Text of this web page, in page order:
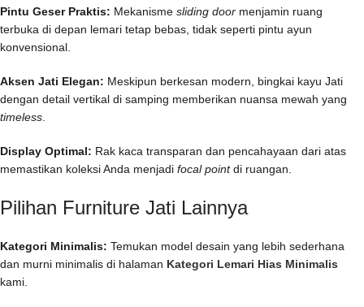
Pintu Geser Praktis: Mekanisme sliding door menjamin ruang
terbuka di depan lemari tetap bebas, tidak seperti pintu ayun
konvensional.
Aksen Jati Elegan: Meskipun berkesan modern, bingkai kayu Jati
dengan detail vertikal di samping memberikan nuansa mewah yang
timeless
Display Optimal: Rak kaca transparan dan pencahayaan dari atas
memastikan koleksi Anda menjadi focal pointdi ruangan.
Pilihan Furniture Jati Lainnya
Kategori Minimalis: Temukan model desain yang lebih sederhana
dan murni minimalis di halaman Kategori Lemari Hias Minimalis
kami.